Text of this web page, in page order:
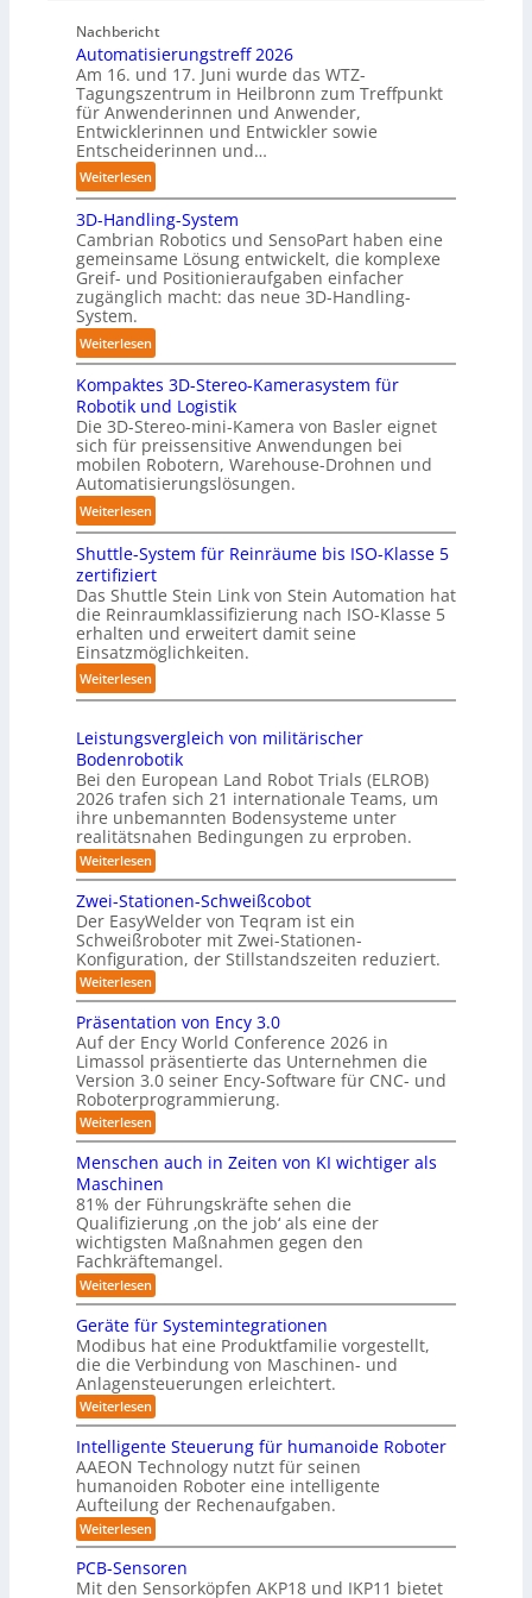
o
b
o
t
i
g
e
P
o
l
y
m
e
r
l
a
g
e
r
f
ü
r
T
a
u
h
r
o
b
o
t
e
Nachbericht
Automatisierungstreff 2026
Am 16. und 17. Juni wurde das WTZ-
Tagungszentrum in Heilbronn zum Treffpunkt
für Anwenderinnen und Anwender,
Entwicklerinnen und Entwickler sowie
Entscheiderinnen und…
Weiterlesen:
A
u
t
o
m
t
i
s
i
e
r
u
n
g
s
t
r
e
f
f
0
6
3D-Handling-System
Cambrian Robotics und SensoPart haben eine
gemeinsame Lösung entwickelt, die komplexe
Greif- und Positionieraufgaben einfacher
zugänglich macht: das neue 3D-Handling-
System.
Weiterlesen:
3
D
-
H
a
n
d
l
n
g
-
S
y
s
t
m
Kompaktes 3D-Stereo-Kamerasystem für
Robotik und Logistik
Die 3D-Stereo-mini-Kamera von Basler eignet
sich für preissensitive Anwendungen bei
mobilen Robotern, Warehouse-Drohnen und
Automatisierungslösungen.
Weiterlesen:
K
o
m
p
a
k
t
e
3
D
-
S
t
e
r
e
o
-
K
a
m
e
r
a
s
y
s
t
e
m
f
ü
r
R
o
b
o
t
i
u
n
d
L
o
g
i
Shuttle-System für Reinräume bis ISO-Klasse 5
zertifiziert
Das Shuttle Stein Link von Stein Automation hat
die Reinraumklassifizierung nach ISO-Klasse 5
erhalten und erweitert damit seine
Einsatzmöglichkeiten.
Weiterlesen:
S
u
t
t
l
e
-
S
y
s
t
e
m
f
ü
r
R
e
i
r
ä
u
m
e
b
i
s
I
S
O
-
K
l
a
s
s
5
Leistungsvergleich von militärischer
Bodenrobotik
Bei den European Land Robot Trials (ELROB)
2026 trafen sich 21 internationale Teams, um
ihre unbemannten Bodensysteme unter
realitätsnahen Bedingungen zu erproben.
Weiterlesen:
L
e
i
s
t
u
n
g
s
v
e
r
g
l
e
i
c
h
v
o
n
m
i
l
i
t
ä
r
i
s
c
h
e
r
B
o
d
e
n
r
o
o
t
Zwei-Stationen-Schweißcobot
Der EasyWelder von Teqram ist ein
Schweißroboter mit Zwei-Stationen-
Konfiguration, der Stillstandszeiten reduziert.
Weiterlesen:
Z
w
e
i
-
S
t
a
t
i
o
n
e
n
-
S
c
h
w
i
ß
c
o
b
o
t
Präsentation von Ency 3.0
Auf der Ency World Conference 2026 in
Limassol präsentierte das Unternehmen die
Version 3.0 seiner Ency-Software für CNC- und
Roboterprogrammierung.
Weiterlesen:
P
ä
s
e
n
t
a
t
i
o
n
v
o
n
E
n
c
y
3
.
0
Menschen auch in Zeiten von KI wichtiger als
Maschinen
81% der Führungskräfte sehen die
Qualifizierung ‚on the job‘ als eine der
wichtigsten Maßnahmen gegen den
Fachkräftemangel.
Weiterlesen:
M
n
s
c
h
e
n
u
c
h
i
n
Z
e
i
t
Geräte für Systemintegrationen
Modibus hat eine Produktfamilie vorgestellt,
die die Verbindung von Maschinen- und
Anlagensteuerungen erleichtert.
Weiterlesen:
G
e
r
ä
t
e
f
ü
S
y
Intelligente Steuerung für humanoide Roboter
AAEON Technology nutzt für seinen
humanoiden Roboter eine intelligente
Aufteilung der Rechenaufgaben.
Weiterlesen:
I
t
e
PCB-Sensoren
Mit den Sensorköpfen AKP18 und IKP11 bietet